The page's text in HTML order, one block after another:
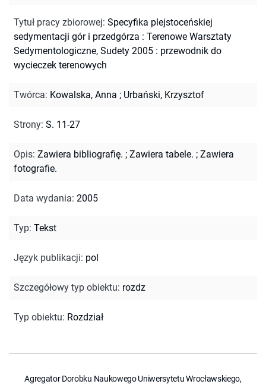
Tytuł pracy zbiorowej: Specyfika plejstoceńskiej
sedymentacji gór i przedgórza : Terenowe Warsztaty
Sedymentologiczne, Sudety 2005 : przewodnik do
wycieczek terenowych
Twórca: Kowalska, Anna ; Urbański, Krzysztof
Strony: S. 11-27
Opis: Zawiera bibliografię. ; Zawiera tabele. ; Zawiera
fotografie.
Data wydania: 2005
Typ: Tekst
Język publikacji: pol
Szczegółowy typ obiektu: rozdz
Typ obiektu: Rozdział
Agregator Dorobku Naukowego Uniwersytetu Wrocławskiego,